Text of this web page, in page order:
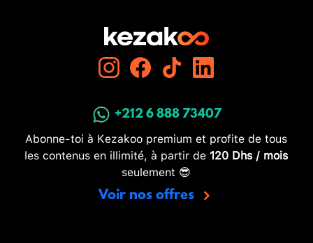
+212 6 888 73407
Abonne-toi à Kezakoo premium et profite de tous
les contenus en illimité, à partir de 120 Dhs / mois
seulement 😎
Voir nos offres